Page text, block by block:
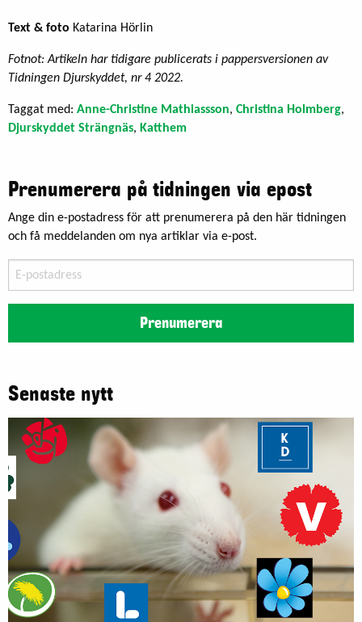
Text & foto Katarina Hörlin
Fotnot: Artikeln har tidigare publicerats i pappersversionen av
Tidningen Djurskyddet, nr 4 2022.
Taggat med: Anne-Christine Mathiassson, Christina Holmberg,
Djurskyddet Strängnäs, Katthem
Prenumerera på tidningen via epost
Ange din e-postadress för att prenumerera på den här tidningen
och få meddelanden om nya artiklar via e-post.
postadress
Prenumerera
Senaste nytt